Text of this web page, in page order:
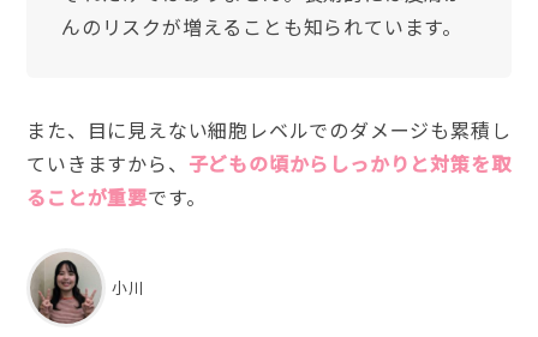
んのリスクが増えることも知られています。
また、目に見えない細胞レベルでのダメージも累積し
ていきますから、 子どもの頃からしっかりと対策を取
ることが重要です。
小川